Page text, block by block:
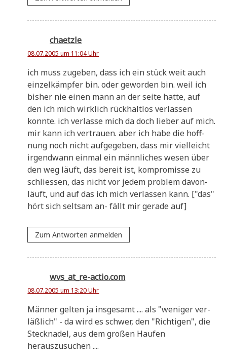
chaetzle
08.07.2005 um 11:04 Uhr
ich muss zuge­ben, dass ich ein stück weit auch
ein­zel­kämp­fer bin. oder gewor­den bin. weil ich
bis­her nie einen mann an der sei­te hat­te, auf
den ich mich wirk­lich rück­halt­los ver­las­sen
konn­te. ich ver­las­se mich da doch lie­ber auf mich.
mir kann ich ver­trau­en. aber ich habe die hoff­
nung noch nicht auf­ge­ge­ben, dass mir viel­leicht
irgend­wann ein­mal ein männ­li­ches wesen über
den weg läuft, das bereit ist, kom­pro­mis­se zu
schlie­ssen, das nicht vor jedem pro­blem davon­
läuft, und auf das ich mich ver­las­sen kann. ["das"
hört sich selt­sam an- fällt mir gera­de auf]
Zum Antworten anmelden
wvs_at_re-actio.com
08.07.2005 um 13:20 Uhr
Män­ner gel­ten ja ins­ge­samt .... als "weni­ger ver­
läß­lich" - da wird es schwer, den "Rich­ti­gen", die
Steck­na­del, aus dem gro­ßen Hau­fen
herauszusuchen ....